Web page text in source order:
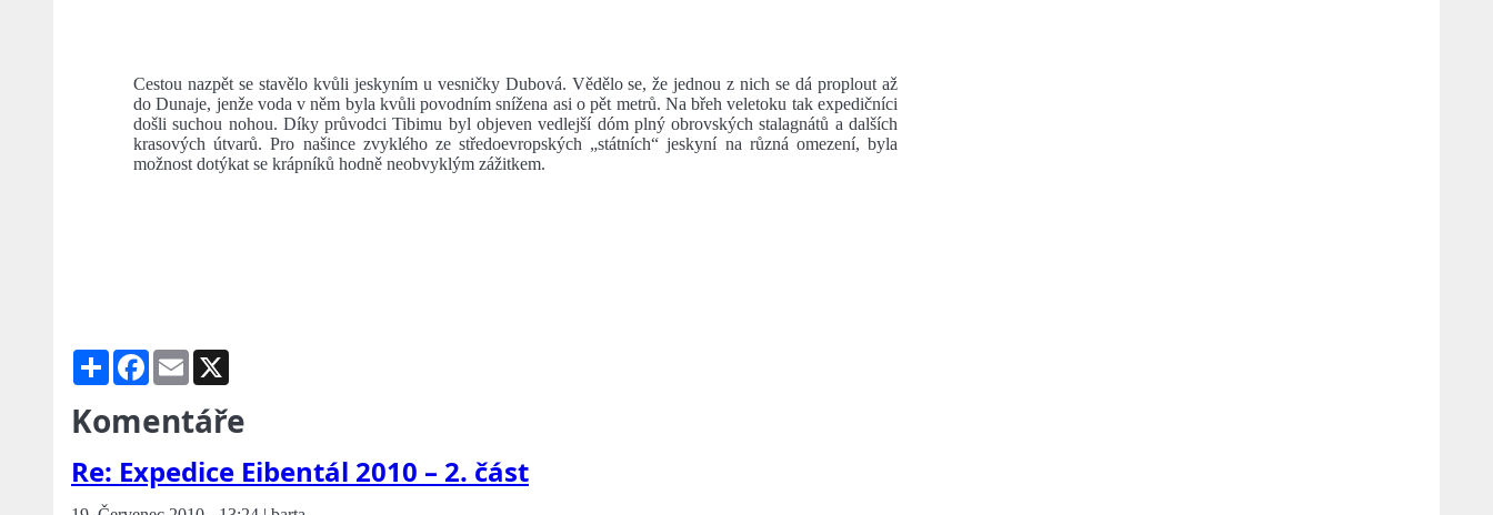
Cestou nazpět se stavělo kvůli jeskyním u vesničky Dubová. Vědělo se, že jednou z nich se dá proplout až
do Dunaje, jenže voda v něm byla kvůli povodním snížena asi o pět metrů. Na břeh veletoku tak expedičníci
došli suchou nohou. Díky průvodci Tibimu byl objeven vedlejší dóm plný obrovských stalagnátů a dalších
krasových útvarů. Pro našince zvyklého ze středoevropských „státních“ jeskyní na různá omezení, byla
možnost dotýkat se krápníků hodně neobvyklým zážitkem.
Share Facebook
Email
Komentáře
Re: Expedice Eibentál 2010 – 2. část